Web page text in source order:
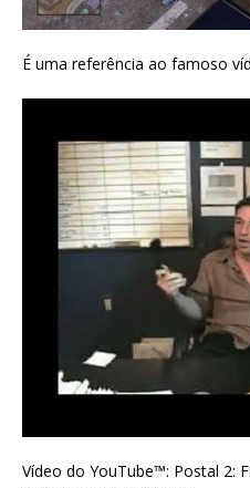
É uma referência ao famoso
Vídeo do YouTube™: Postal 2: